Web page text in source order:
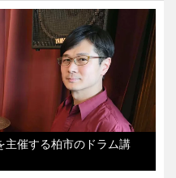
主催する柏市のドラム講